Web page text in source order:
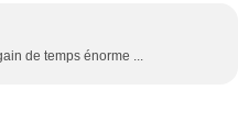
de temps énorme ...